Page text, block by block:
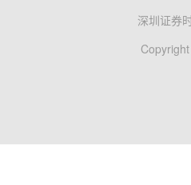
深圳证券